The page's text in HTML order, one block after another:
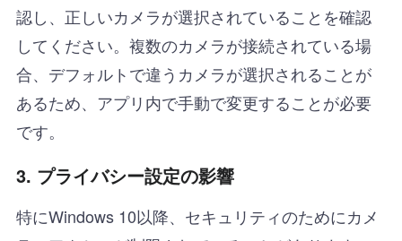
認し、正しいカメラが選択されていることを確認
してください。複数のカメラが接続されている場
合、デフォルトで違うカメラが選択されることが
あるため、アプリ内で手動で変更することが必要
です。
3. プライバシー設定の影響
特にWindows 10以降、セキュリティのためにカメ